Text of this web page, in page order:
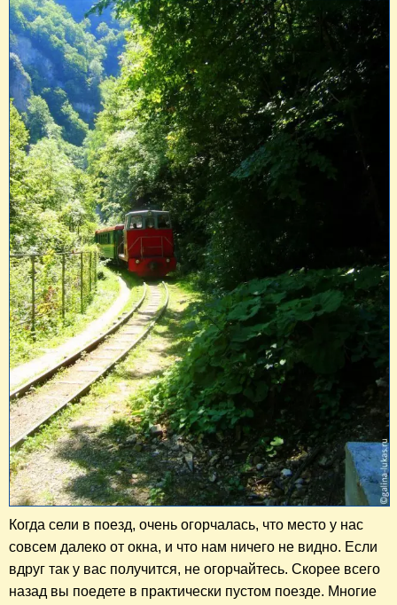
Когда сели в поезд, очень огорчалась, что место у нас
совсем далеко от окна, и что нам ничего не видно. Если
вдруг так у вас получится, не огорчайтесь. Скорее всего
назад вы поедете в практически пустом поезде. Многие